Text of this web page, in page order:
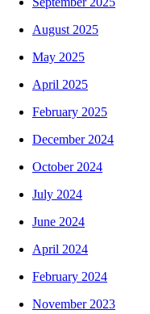
August 2025
May 2025
April 2025
February 2025
December 2024
October 2024
July 2024
June 2024
April 2024
February 2024
November 2023